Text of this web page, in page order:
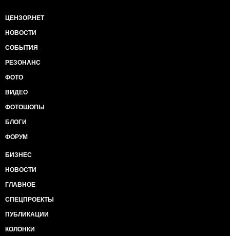
ЦЕНЗОР.НЕТ
НОВОСТИ
СОБЫТИЯ
РЕЗОНАНС
ФОТО
ВИДЕО
ФОТОШОПЫ
БЛОГИ
ФОРУМ
БИЗНЕС
НОВОСТИ
ГЛАВНОЕ
СПЕЦПРОЕКТЫ
ПУБЛИКАЦИИ
КОЛОНКИ